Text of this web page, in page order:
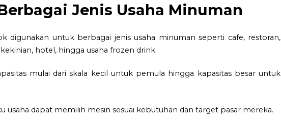
Jenis Usaha Minuman
digunakan untuk berbagai jenis usaha minuman seperti cafe, restoran,
hotel, hingga usaha frozen drink.
mulai dari skala kecil untuk pemula hingga kapasitas besar untuk
usaha dapat memilih mesin sesuai kebutuhan dan target pasar mereka.